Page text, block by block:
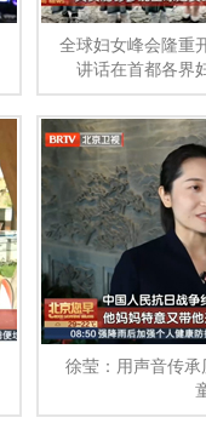
全球妇女峰会隆重
讲话在首都各界
徐莹：用声音传